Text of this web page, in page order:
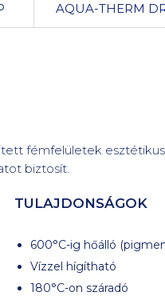
AQUA-THERM
fémfelületek
biztosít.
TULAJDONSÁGOK
600°C-ig hőálló
Vízzel hígítható
180°C-on száradó